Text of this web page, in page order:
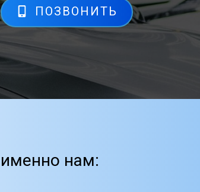
ПОЗВОНИТЬ
нам: